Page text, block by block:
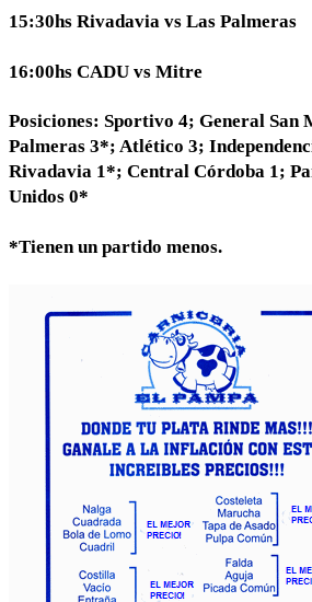
15:30hs Rivadavia vs Las Palmeras
16:00hs CADU vs Mitre
Posiciones: Sportivo 4; General San
Palmeras 3*; Atlético 3;
Rivadavia 1*; Central Córdoba 1;
Unidos 0*
*Tienen un partido menos.